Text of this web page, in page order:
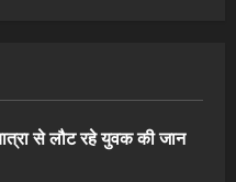
से लौट रहे युवक की जान